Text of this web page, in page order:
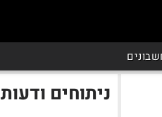
ניתוחים ודעות